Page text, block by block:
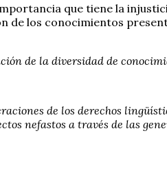
que tiene la
de los conocimientos
de la diversidad de
de los derechos
nefastos a través de las